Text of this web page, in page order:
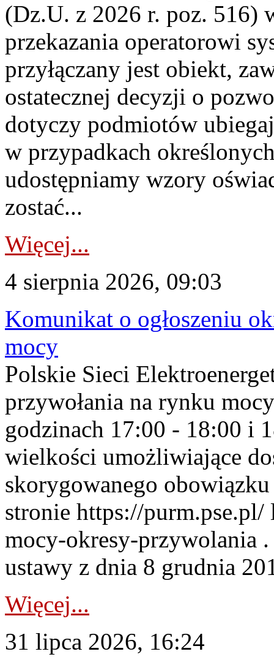
(Dz.U. z 2026 r. poz. 516)
przekazania operatorowi
przyłączany jest obiekt,
ostatecznej decyzji o
dotyczy podmiotów
w przypadkach
udostępniamy wzory
zostać...
Więcej...
4 sierpnia 2026, 09:03
Komunikat o ogłoszeniu
mocy
Polskie Sieci
przywołania na rynku
godzinach 17:00 - 18:00 i
wielkości umożliwiające
skorygowanego
stronie https://
mocy-okresy-przywolania
ustawy z dnia 8 grudnia
Więcej...
31 lipca 2026, 16:24